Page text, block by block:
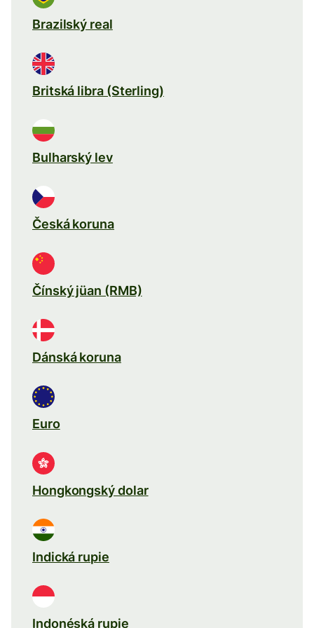
Brazilský real
Britská libra (Sterling)
Bulharský lev
Česká koruna
Čínský jüan (RMB)
Dánská koruna
Euro
Hongkongský dolar
Indická rupie
Indonéská rupie